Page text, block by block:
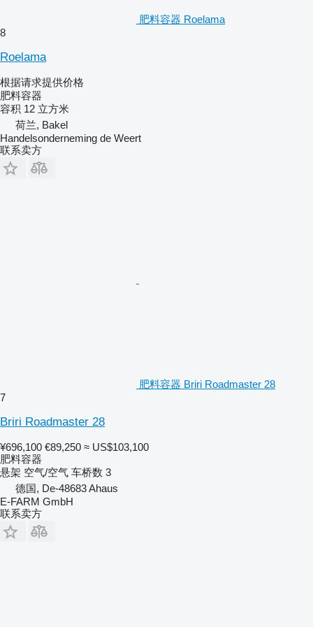
肥料容器 Roelama
8
Roelama
根据请求提供价格
肥料容器
容积 12 立方米
荷兰, Bakel
Handelsonderneming de Weert
联系卖方
肥料容器 Briri Roadmaster 28
7
Briri Roadmaster 28
¥696,100 €89,250 ≈ US$103,100
肥料容器
悬架 空气/空气 车桥数 3
德国, De-48683 Ahaus
E-FARM GmbH
联系卖方